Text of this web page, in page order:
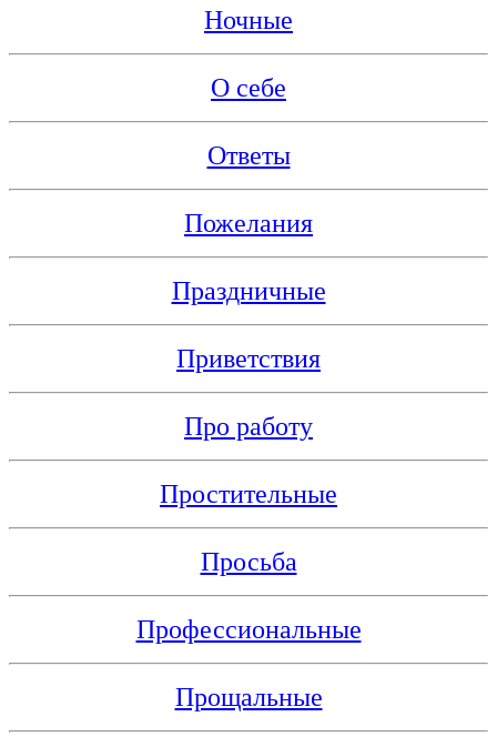
Ночные
О себе
Ответы
Пожелания
Праздничные
Приветствия
Про работу
Простительные
Просьба
Профессиональные
Прощальные